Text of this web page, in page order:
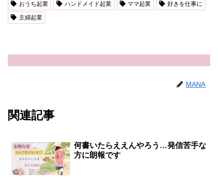
おうち起業 ハンドメイド起業 ママ起業
好きを仕事に
主婦起業
MANA
関連記事
お知らせ
何書いたらええんやろう…発信苦手な
方に朗報です